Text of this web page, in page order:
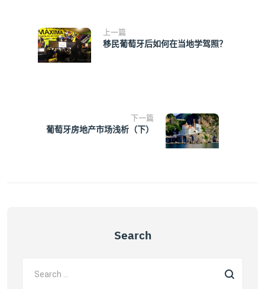
上一篇
移民葡萄牙后如何在当地学驾照？
下一篇
葡萄牙房地产市场浅析（下）
Search